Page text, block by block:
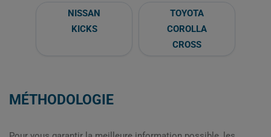
NISSAN
KICKS
TOYOTA
COROLLA
CROSS
MÉTHODOLOGIE